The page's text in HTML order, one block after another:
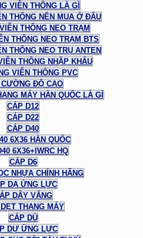
VIỄN THÔNG LÀ GÌ
THÔNG NÊN MUA Ở ĐÂU
THÔNG NEO TRẠM
THÔNG NEO TRẠM BTS
THÔNG NEO TRỤ ANTEN
THÔNG NHẬP KHẨU
VIỄN THÔNG PVC
ĐỘ CAO
MÁY HÀN QUỐC LÀ GÌ
CÁP D12
CÁP D22
CÁP D40
6X36 HÀN QUỐC
6X36+IWRC HQ
CÁP D6
NHỰA CHÍNH HÃNG
DẠ ỨNG LỰC
DÂY VĂNG
THANG MÁY
CÁP DÙ
DỰ ỨNG LỰC